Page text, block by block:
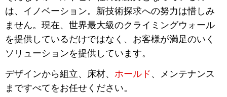
は、イノベーション。新技術探求への努力は惜しみ
ません。現在、世界最大級のクライミングウォール
を提供しているだけではなく、お客様が満足のいく
ソリューションを提供しています。
デザインから組立、床材、 ホールド、メンテナンス
まですべてをお任せください。